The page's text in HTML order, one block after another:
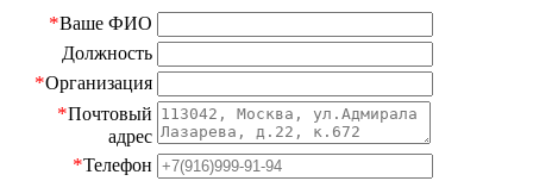
*Ваше ФИО
Должность
*Организация
*Почтовый
адрес
*Телефон